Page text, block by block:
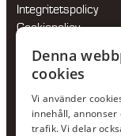
Integritetspolicy
Cookiepolicy
Jour:073-36 88
Växel:020-120 29
Denna
cookies
Vi använder
innehåll,
trafik. Vi delar